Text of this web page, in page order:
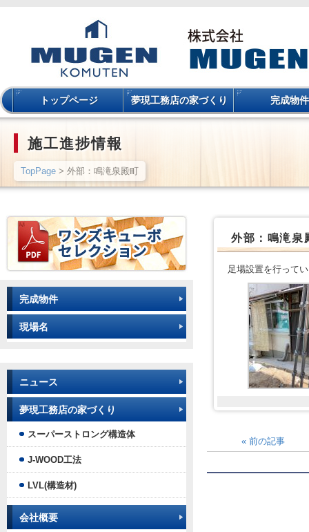
トップページ 夢現工務店の家づくり 完成物件
施工進捗情報
TopPage > 外部：鳴滝泉殿町
外部：鳴滝泉
足場設置を行って
« 前の記事
完成物件
現場名
ニュース
夢現工務店の家づくり
スーパーストロング構造体
J-WOOD工法
LVL(構造材)
会社概要